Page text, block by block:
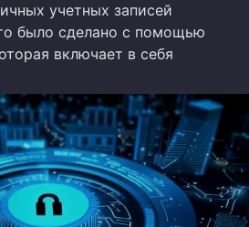
учетных записей
было сделано с помощью
включает в себя